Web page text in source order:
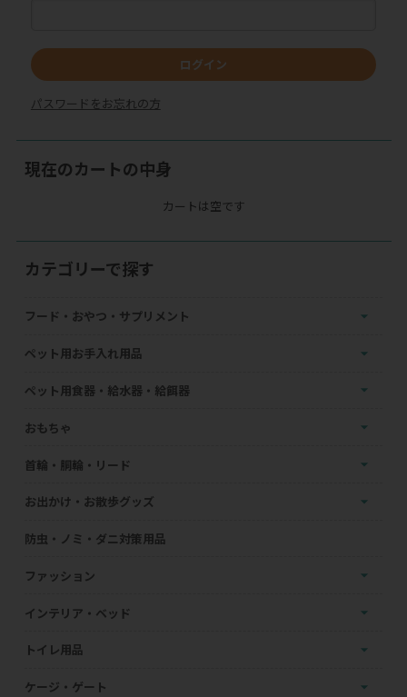
ログイン
パスワードをお忘れの方
現在のカートの中身
カートは空です
カテゴリーで探す
フード・おやつ・サプリメント
ペット用お手入れ用品
ペット用食器・給水器・給餌器
おもちゃ
首輪・胴輪・リード
お出かけ・お散歩グッズ
防虫・ノミ・ダニ対策用品
ファッション
インテリア・ベッド
トイレ用品
ケージ・ゲート